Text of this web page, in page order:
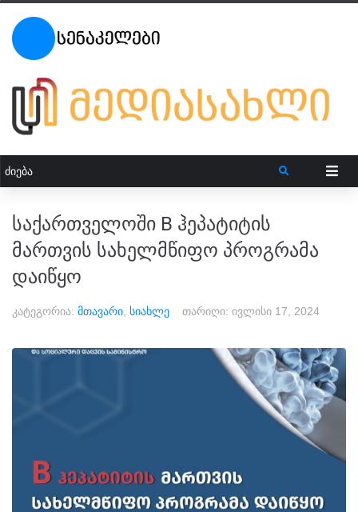
საქართველოში B ჰეპატიტის
მართვის სახელმწიფო პროგრამა
დაიწყო
კატეგორია: მთავარი სიახლე თარიღი: ივლისი 17, 2024